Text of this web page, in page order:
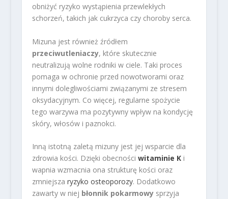
obniżyć ryzyko wystąpienia przewlekłych
schorzeń, takich jak cukrzyca czy choroby serca.
Mizuna jest również źródłem
przeciwutleniaczy, które skutecznie
neutralizują wolne rodniki w ciele. Taki proces
pomaga w ochronie przed nowotworami oraz
innymi dolegliwościami związanymi ze stresem
oksydacyjnym. Co więcej, regularne spożycie
tego warzywa ma pozytywny wpływ na kondycję
skóry, włosów i paznokci.
Inną istotną zaletą mizuny jest jej wsparcie dla
zdrowia kości. Dzięki obecności witaminie Ki
wapnia wzmacnia ona strukturę kości oraz
zmniejsza ryzyko osteoporozy. Dodatkowo
zawarty w niej błonnik pokarmowysprzyja